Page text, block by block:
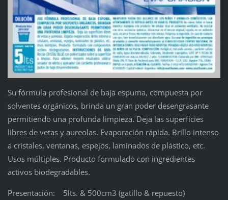
Su fórmula profesional de baja espuma, compuesta por
solventes orgánicos, brinda un gran poder desengrasante
permitiendo una profunda limpieza. Deja las superficies
libres de vetas y aureolas. Evaporación rápida. Brillo intenso
a cristales, ventanas, espejos, laminados de plástico, etc.
Usos múltiples. Producto formulado con ingredientes
activos biodegradables.
Presentación: 5lts. & 500cm3 (gatillo & repuesto)